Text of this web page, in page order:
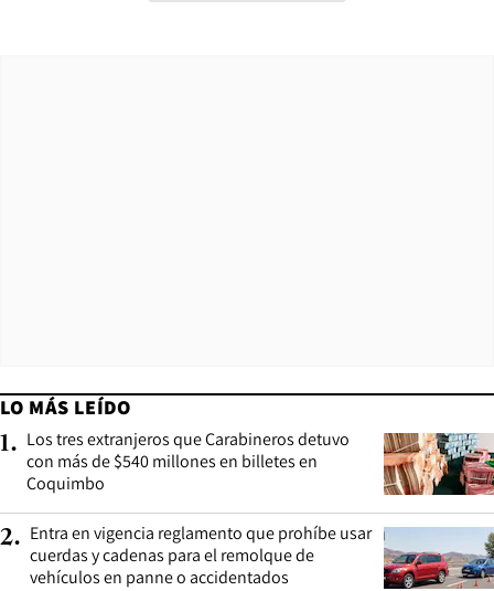
LO MÁS LEÍDO
1. Los tres extranjeros que Carabineros detuvo
con más de $540 millones en billetes en
Coquimbo
2. Entra en vigencia reglamento que prohíbe usar
cuerdas y cadenas para el remolque de
vehículos en panne o accidentados